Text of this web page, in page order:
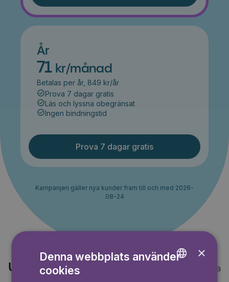
År
71 kr/månad
Betalas per år, 849 kr/år
Prova 7 dagar gratis
Läs och lyssna obegränsat
Ingen bindningstid
Prova 7 dagar gratis
Kampanjen gäller nya kunder fram till och med 2026-
08-24
Upptäck också Visa alla
×
Denna webbplats använder
cookies